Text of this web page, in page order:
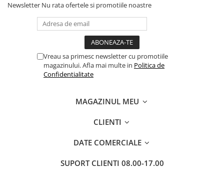
Newsletter Nu rata ofertele si promotiile noastre
Vreau sa primesc newsletter cu promotiile
magazinului. Afla mai multe in Politica de
Confidentialitate
MAGAZINUL MEU
CLIENTI
DATE COMERCIALE
SUPORT CLIENTI 08.00-17.00